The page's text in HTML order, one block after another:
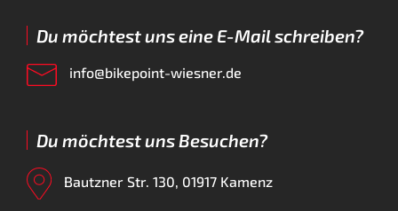
Du möchtest uns eine E-Mail schreiben?
info@bikepoint-wiesner.de
Du möchtest uns Besuchen?
Bautzner Str. 130, 01917 Kamenz